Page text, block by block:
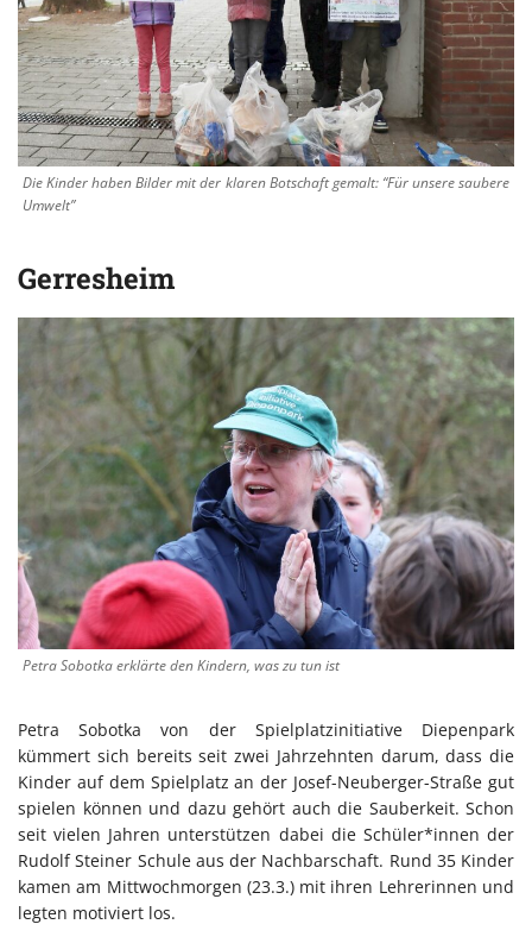
Die Kinder haben Bilder mit der klaren Botschaft gemalt: “Für unsere saubere
Umwelt”
Gerresheim
Petra Sobotka erklärte den Kindern, was zu tun ist
Petra Sobotka von der Spielplatzinitiative Diepenpark
kümmert sich bereits seit zwei Jahrzehnten darum, dass die
Kinder auf dem Spielplatz an der Josef-Neuberger-Straße gut
spielen können und dazu gehört auch die Sauberkeit. Schon
seit vielen Jahren unterstützen dabei die Schüler*innen der
Rudolf Steiner Schule aus der Nachbarschaft. Rund 35 Kinder
kamen am Mittwochmorgen (23.3.) mit ihren Lehrerinnen und
legten motiviert los.